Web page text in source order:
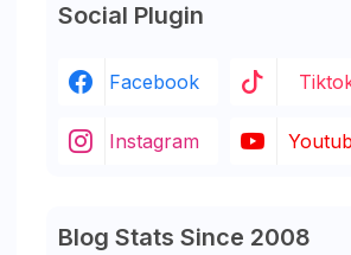
Social Plugin
Facebook
Instagram
Blog Stats Since 2008